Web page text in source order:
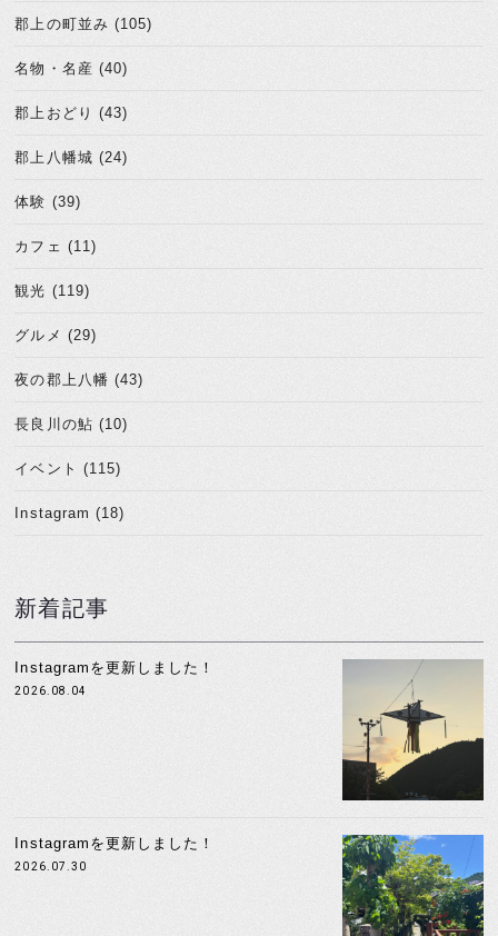
郡上の町並み (105)
名物・名産 (40)
郡上おどり (43)
郡上八幡城 (24)
体験 (39)
カフェ (11)
観光 (119)
グルメ (29)
夜の郡上八幡 (43)
長良川の鮎 (10)
イベント (115)
Instagram (18)
新着記事
Instagramを更新しました！
2026.08.04
Instagramを更新しました！
2026.07.30